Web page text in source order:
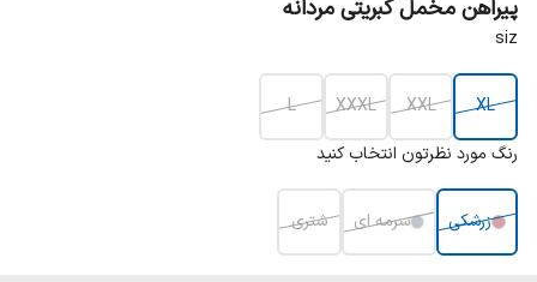
پیراهن مخمل کبریتی مردانه
siz
XL
XXL
XXXL
L
رنگ مورد نظرتون انتخاب کنید
زرشکی سرمه ای شتری